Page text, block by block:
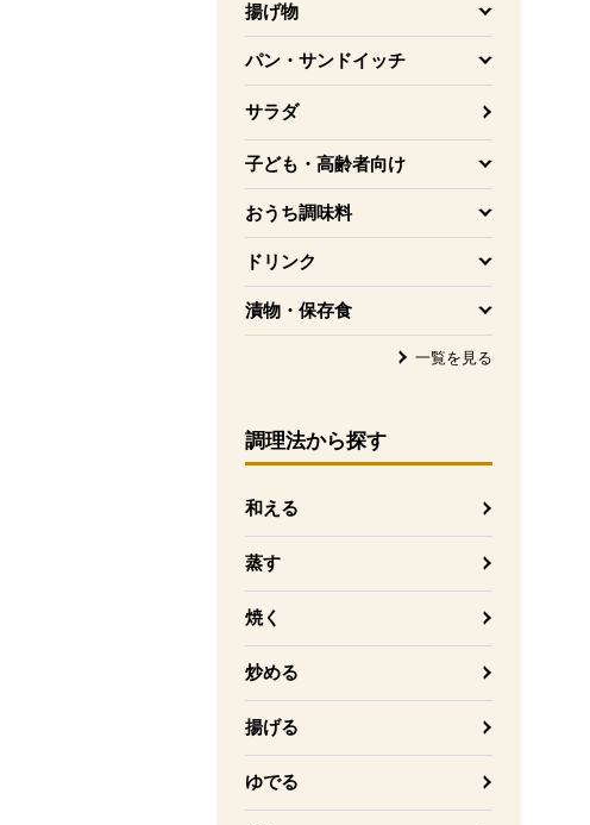
揚げ物
を開く
パン・サンドイッチ
を開く
サラダ
子ども・高齢者向け
を開く
おうち調味料
を開く
ドリンク
を開く
漬物・保存食
を開く
一覧を見る
調理法から探す
和える
蒸す
焼く
炒める
揚げる
ゆでる